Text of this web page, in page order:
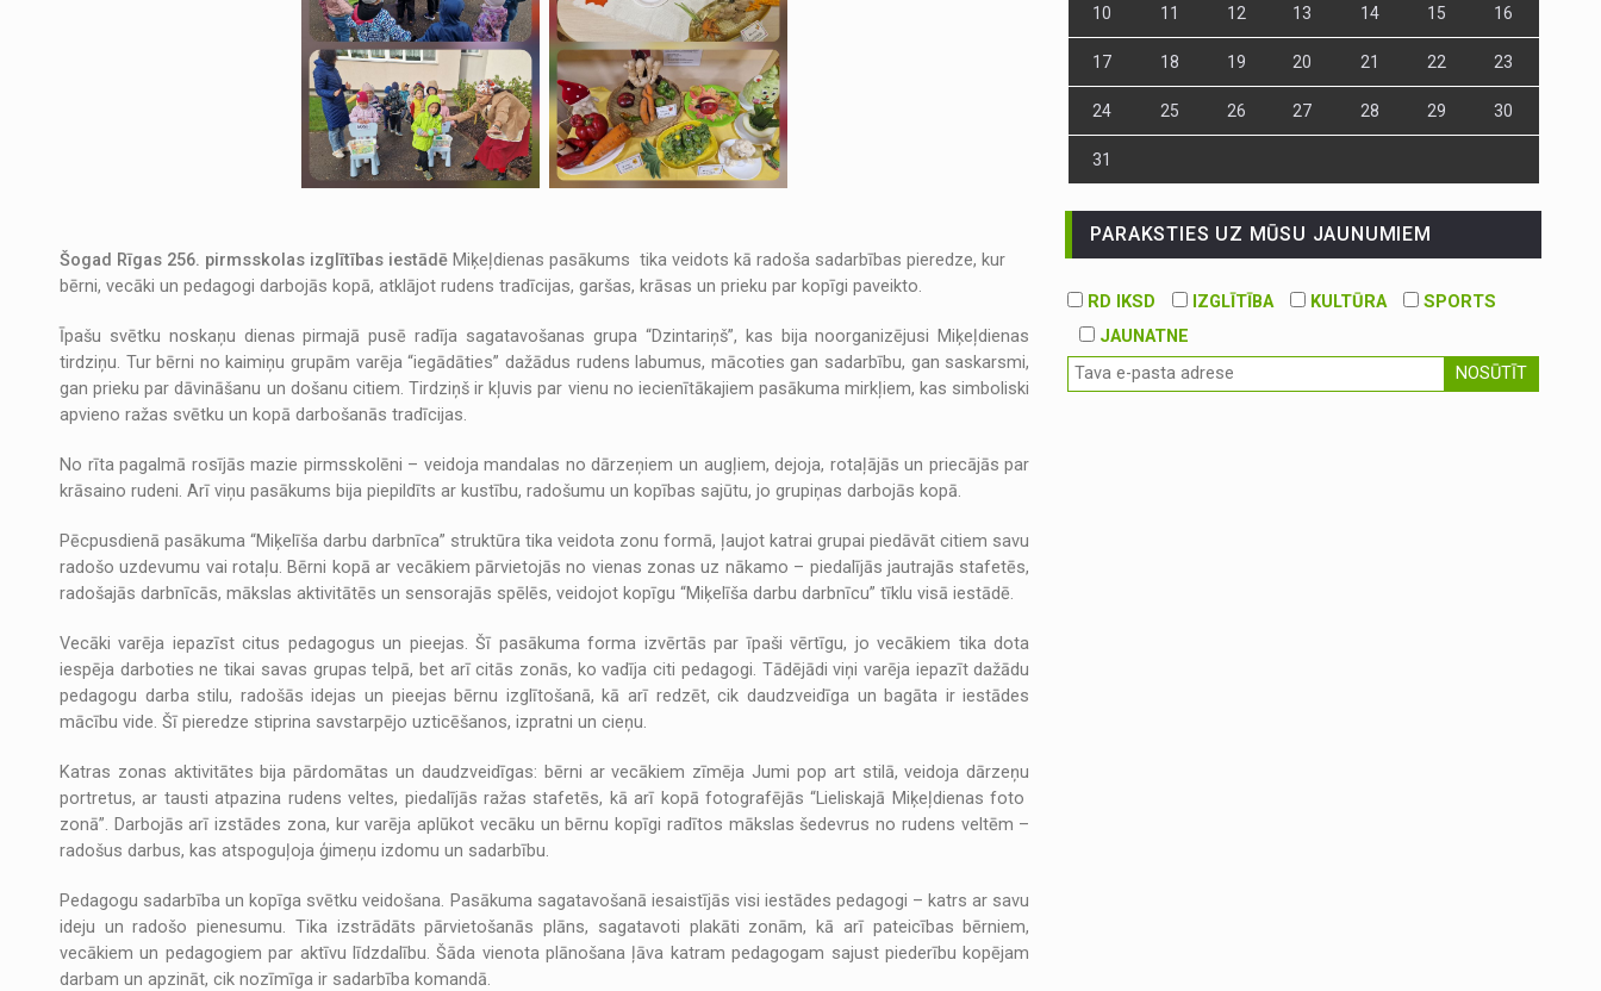
Šogad Rīgas 256. pirmsskolas izglītības iestādē Miķeļdienas pasākums tika veidots kā radoša sadarbības pieredze, kur
bērni, vecāki un pedagogi darbojās kopā, atklājot rudens tradīcijas, garšas, krāsas un prieku par kopīgi paveikto.
Īpašu svētku noskaņu dienas pirmajā pusē radīja sagatavošanas grupa “Dzintariņš”, kas bija noorganizējusi Miķeļdienas
tirdziņu. Tur bērni no kaimiņu grupām varēja “iegādāties” dažādus rudens labumus, mācoties gan sadarbību, gan saskarsmi,
gan prieku par dāvināšanu un došanu citiem. Tirdziņš ir kļuvis par vienu no iecienītākajiem pasākuma mirkļiem, kas simboliski
apvieno ražas svētku un kopā darbošanās tradīcijas.
No rīta pagalmā rosījās mazie pirmsskolēni – veidoja mandalas no dārzeņiem un augļiem, dejoja, rotaļājās un priecājās par
krāsaino rudeni. Arī viņu pasākums bija piepildīts ar kustību, radošumu un kopības sajūtu, jo grupiņas darbojās kopā.
Pēcpusdienā pasākuma “Miķelīša darbu darbnīca” struktūra tika veidota zonu formā, ļaujot katrai grupai piedāvāt citiem savu
radošo uzdevumu vai rotaļu. Bērni kopā ar vecākiem pārvietojās no vienas zonas uz nākamo – piedalījās jautrajās stafetēs,
radošajās darbnīcās, mākslas aktivitātēs un sensorajās spēlēs, veidojot kopīgu “Miķelīša darbu darbnīcu” tīklu visā iestādē.
Vecāki varēja iepazīst citus pedagogus un pieejas. Šī pasākuma forma izvērtās par īpaši vērtīgu, jo vecākiem tika dota
iespēja darboties ne tikai savas grupas telpā, bet arī citās zonās, ko vadīja citi pedagogi. Tādējādi viņi varēja iepazīt dažādu
pedagogu darba stilu, radošās idejas un pieejas bērnu izglītošanā, kā arī redzēt, cik daudzveidīga un bagāta ir iestādes
mācību vide. Šī pieredze stiprina savstarpējo uzticēšanos, izpratni un cieņu.
Katras zonas aktivitātes bija pārdomātas un daudzveidīgas: bērni ar vecākiem zīmēja Jumi pop art stilā, veidoja dārzeņu
portretus, ar tausti atpazina rudens veltes, piedalījās ražas stafetēs, kā arī kopā fotografējās “Lieliskajā Miķeļdienas foto
zonā”. Darbojās arī izstādes zona, kur varēja aplūkot vecāku un bērnu kopīgi radītos mākslas šedevrus no rudens veltēm –
radošus darbus, kas atspoguļoja ģimeņu izdomu un sadarbību.
Pedagogu sadarbība un kopīga svētku veidošana. Pasākuma sagatavošanā iesaistījās visi iestādes pedagogi – katrs ar savu
ideju un radošo pienesumu. Tika izstrādāts pārvietošanās plāns, sagatavoti plakāti zonām, kā arī pateicības bērniem,
vecākiem un pedagogiem par aktīvu līdzdalību. Šāda vienota plānošana ļāva katram pedagogam sajust piederību kopējam
darbam un apzināt, cik nozīmīga ir sadarbība komandā.
10 11 12 13 14 15 16
17 18 19 20 21 22 23
24 25 26 27 28 29 30
31
PARAKSTIES UZ MŪSU JAUNUMIEM
RD IKSD IZGLĪTĪBA KULTŪRA
SPORTS
JAUNATNE
NOSŪTĪT